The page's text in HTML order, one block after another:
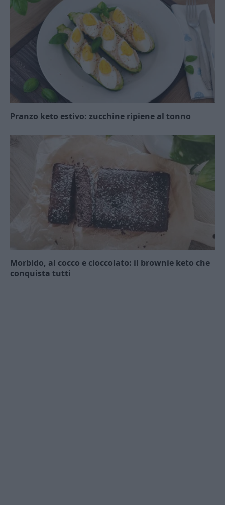
Pranzo keto estivo: zucchine ripiene al tonno
Morbido, al cocco e cioccolato: il brownie keto che
conquista tutti